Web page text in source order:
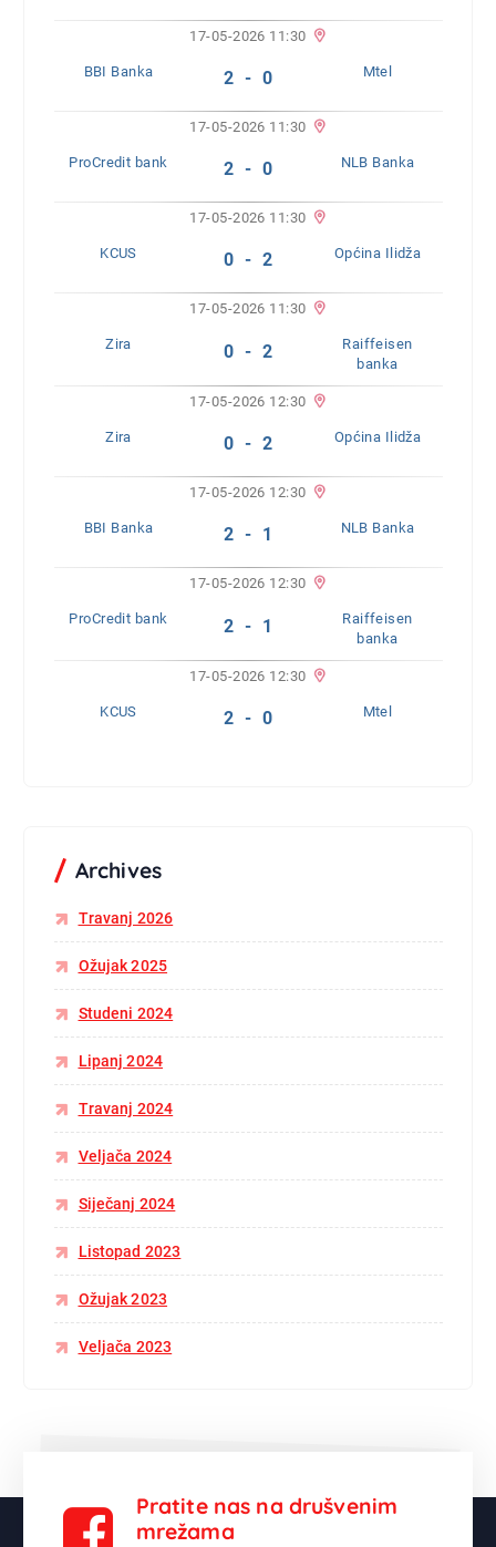
17-05-2026 11:30
BBI Banka 2 - 0 Mtel
17-05-2026 11:30
ProCredit bank 2 - 0 NLB Banka
17-05-2026 11:30
KCUS 0 - 2 Općina Ilidža
17-05-2026 11:30
Zira 0 - 2
Raiffeisen
banka
17-05-2026 12:30
Zira 0 - 2 Općina Ilidža
17-05-2026 12:30
BBI Banka 2 - 1 NLB Banka
17-05-2026 12:30
ProCredit bank 2 - 1
Raiffeisen
banka
17-05-2026 12:30
KCUS 2 - 0 Mtel
Archives
Travanj 2026
Ožujak 2025
Studeni 2024
Lipanj 2024
Travanj 2024
Veljača 2024
Siječanj 2024
Listopad 2023
Ožujak 2023
Veljača 2023
Pratite nas na drušvenim
mrežama